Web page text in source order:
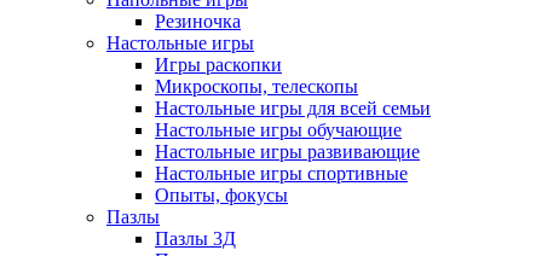
Резиночка
Настольные игры
Игры раскопки
Микроскопы, телескопы
Настольные игры для всей семьи
Настольные игры обучающие
Настольные игры развивающие
Настольные игры спортивные
Опыты, фокусы
Пазлы
Пазлы 3Д